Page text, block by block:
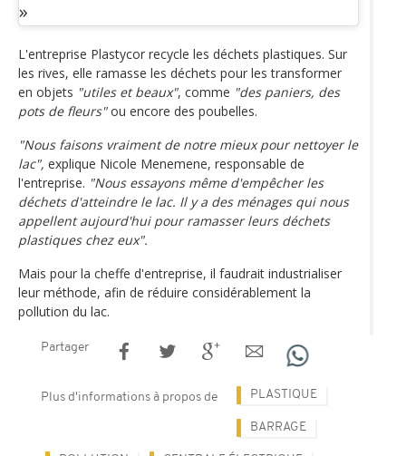
L'entreprise Plastycor recycle les déchets plastiques. Sur
les rives, elle ramasse les déchets pour les transformer
en objets "utiles et beaux", comme "des paniers, des
pots de fleurs"ou encore des poubelles.
"Nous faisons vraiment de notre mieux pour nettoyer le
lac", explique Nicole Menemene, responsable de
l'entreprise. "Nous essayons même d'empêcher les
déchets d'atteindre le lac. Il y a des ménages qui nous
appellent aujourd'hui pour ramasser leurs déchets
plastiques chez eux".
Mais pour la cheffe d'entreprise, il faudrait industrialiser
leur méthode, afin de réduire considérablement la
pollution du lac.
Partager
Plus d'informations à propos de PLASTIQUE
BARRAGE